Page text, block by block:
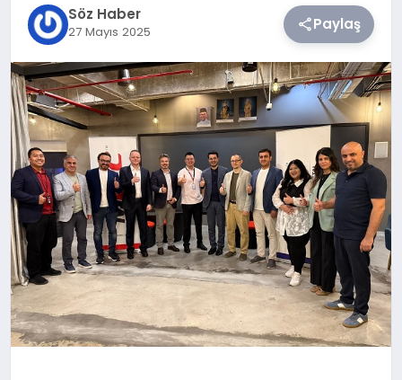
YAŞAMSöz Haber
27 Mayıs 2025 Paylaş